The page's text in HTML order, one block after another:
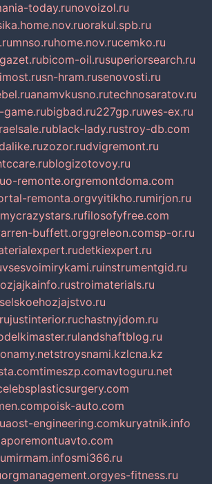
today.runovoizol.ru
orakul.spb.ru
mnso.ruhome.nov.rucemko.ru
bicom-oil.rusuperiorsearch.ru
sn-hram.rusenovosti.ru
anamvkusno.rutechnosaratov.ru
bigbad.ru227gp.ruwes-ex.ru
black-lady.rustroy-db.com
zozor.rudvigremont.ru
blogizotovoy.ru
o-remonte.orgremontdoma.com
remonta.orgvyitikho.rumirjon.ru
mycrazystars.rufilosofyfree.com
buffett.orggreleon.comsp-or.ru
detkiexpert.ru
vsesvoimirykami.ruinstrumentgid.ru
stroimaterials.ru
selskoehozjajstvo.ru
justinterior.ruchastnyjdom.ru
landshaftblog.ru
stroysnami.kzlcna.kz
timeszp.comavtoguru.net
poisk-auto.com
ost-engineering.comkuryatnik.info
poremontuavto.com
mirmam.infosmi366.ru
orgmanagement.orgyes-fitness.ru